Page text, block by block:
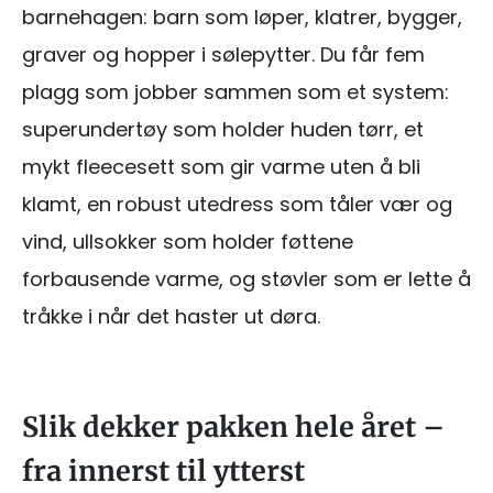
barnehagen: barn som løper, klatrer, bygger,
graver og hopper i sølepytter. Du får fem
plagg som jobber sammen som et system:
superundertøy som holder huden tørr, et
mykt fleecesett som gir varme uten å bli
klamt, en robust utedress som tåler vær og
vind, ullsokker som holder føttene
forbausende varme, og støvler som er lette å
tråkke i når det haster ut døra.
Slik dekker pakken hele året –
fra innerst til ytterst